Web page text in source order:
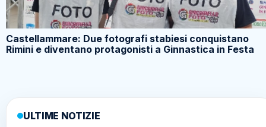
Castellammare: Due fotografi stabiesi conquistano
Rimini e diventano protagonisti a Ginnastica in Festa
ULTIME NOTIZIE